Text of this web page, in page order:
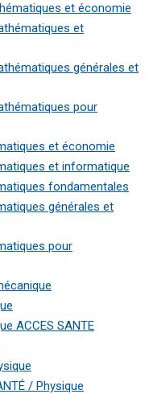
et économie
et
générales et
pour
et économie
et informatique
fondamentales
générales et
pour
ACCES SANTE
/ Physique